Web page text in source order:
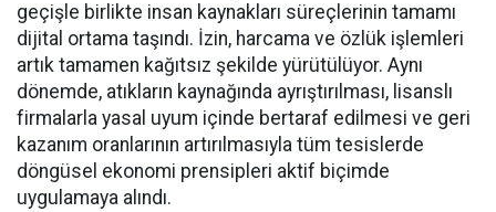
geçişle birlikte insan kaynakları süreçlerinin tamamı
dijital ortama taşındı. İzin, harcama ve özlük işlemleri
artık tamamen kağıtsız şekilde yürütülüyor. Aynı
dönemde, atıkların kaynağında ayrıştırılması, lisanslı
firmalarla yasal uyum içinde bertaraf edilmesi ve geri
kazanım oranlarının artırılmasıyla tüm tesislerde
döngüsel ekonomi prensipleri aktif biçimde
uygulamaya alındı.